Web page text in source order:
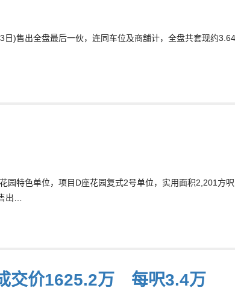
)售出全盘最后一伙，连同车位及商舖计，全盘共套现约
特色单位，项目D座花园复式2号单位，实用面积2,201方
出…
交价1625.2万 每呎3.4万